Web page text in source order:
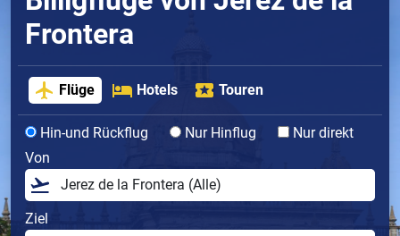
Frontera
Flüge Hotels Touren
Hin-und Rückflug Nur Hinflug
Nur direkt
Von
Ziel